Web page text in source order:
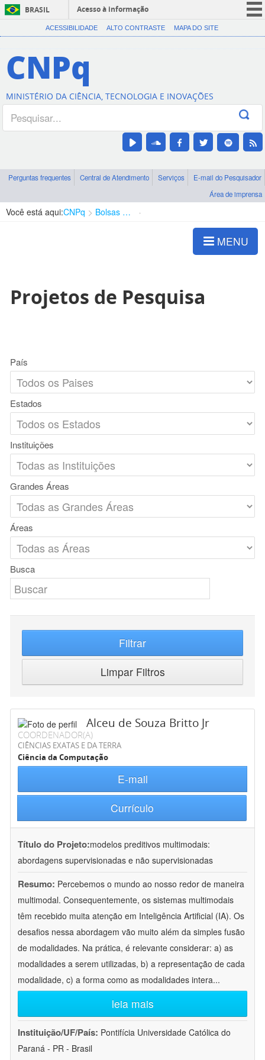
BRASIL
Acesso à informação
CORONAVÍRUS (COVID-19)
Canais
ACESSIBILIDADE ALTO CONTRASTE MAPA DO SITE
CNPq
MINISTÉRIO DA CIÊNCIA, TECNOLOGIA E INOVAÇÕES
Perguntas frequentes Central de Atendimento Serviços
E-mail do Pesquisador
Área de imprensa
Você está aqui:CNPq Bolsas e Auxílios Vigentes
MENU
Projetos de Pesquisa
País
Estados
Instituições
Grandes Áreas
Áreas
Busca
Filtrar
Limpar Filtros
Alceu de Souza Britto Jr
COORDENADOR(A)
CIÊNCIAS EXATAS E DA TERRA
Ciência da Computação
E-mail
Currículo
Título do Projeto:modelos preditivos multimodais:
abordagens supervisionadas e não supervisionadas
Resumo: Percebemos o mundo ao nosso redor de maneira
multimodal. Consequentemente, os sistemas multimodais
têm recebido muita atenção em Inteligência Artificial (IA). Os
desafios nessa abordagem vão muito além da simples fusão
de modalidades. Na prática, é relevante considerar: a) as
modalidades a serem utilizadas, b) a representação de cada
modalidade, c) a forma como as modalidades intera...
leia mais
Instituição/UF/País: Pontifícia Universidade Católica do
Paraná - PR - Brasil